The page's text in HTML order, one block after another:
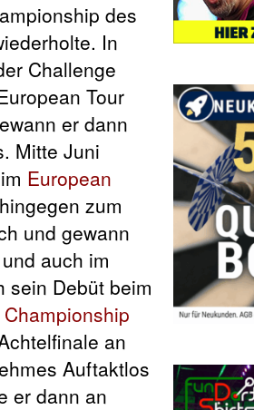
des
In
Challenge
Tour
er dann
Mitte Juni
European
zum
und gewann
und auch im
sein Debüt beim
Championship
an
Auftaktlos
er dann an